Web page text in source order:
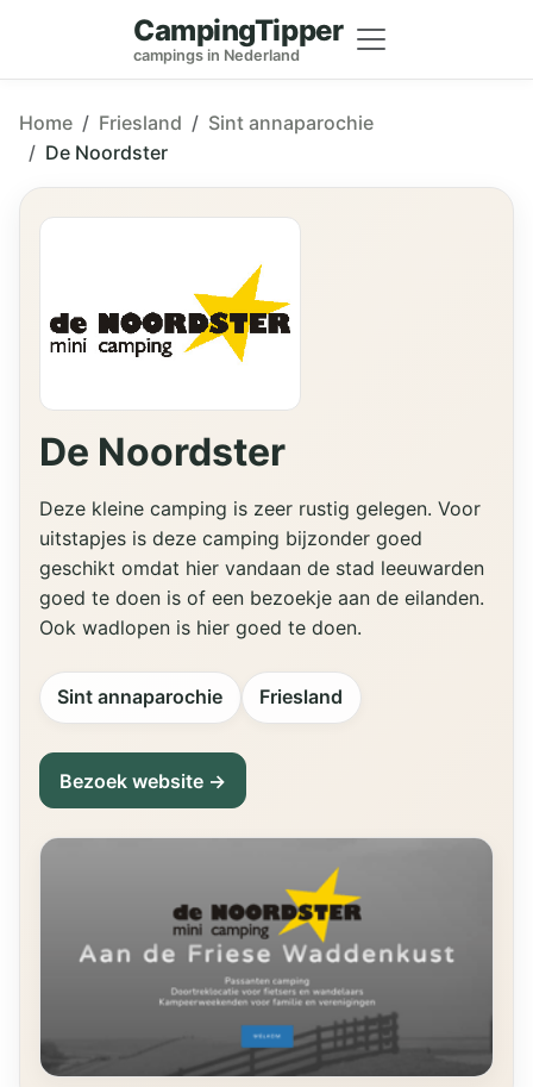
CampingTipper
campings in Nederland
Home Friesland
Sint annaparochie
De Noordster
De Noordster
Deze kleine camping is zeer rustig gelegen. Voor
uitstapjes is deze camping bijzonder goed
geschikt omdat hier vandaan de stad leeuwarden
goed te doen is of een bezoekje aan de eilanden.
Ook wadlopen is hier goed te doen.
Sint annaparochie Friesland
Bezoek website →